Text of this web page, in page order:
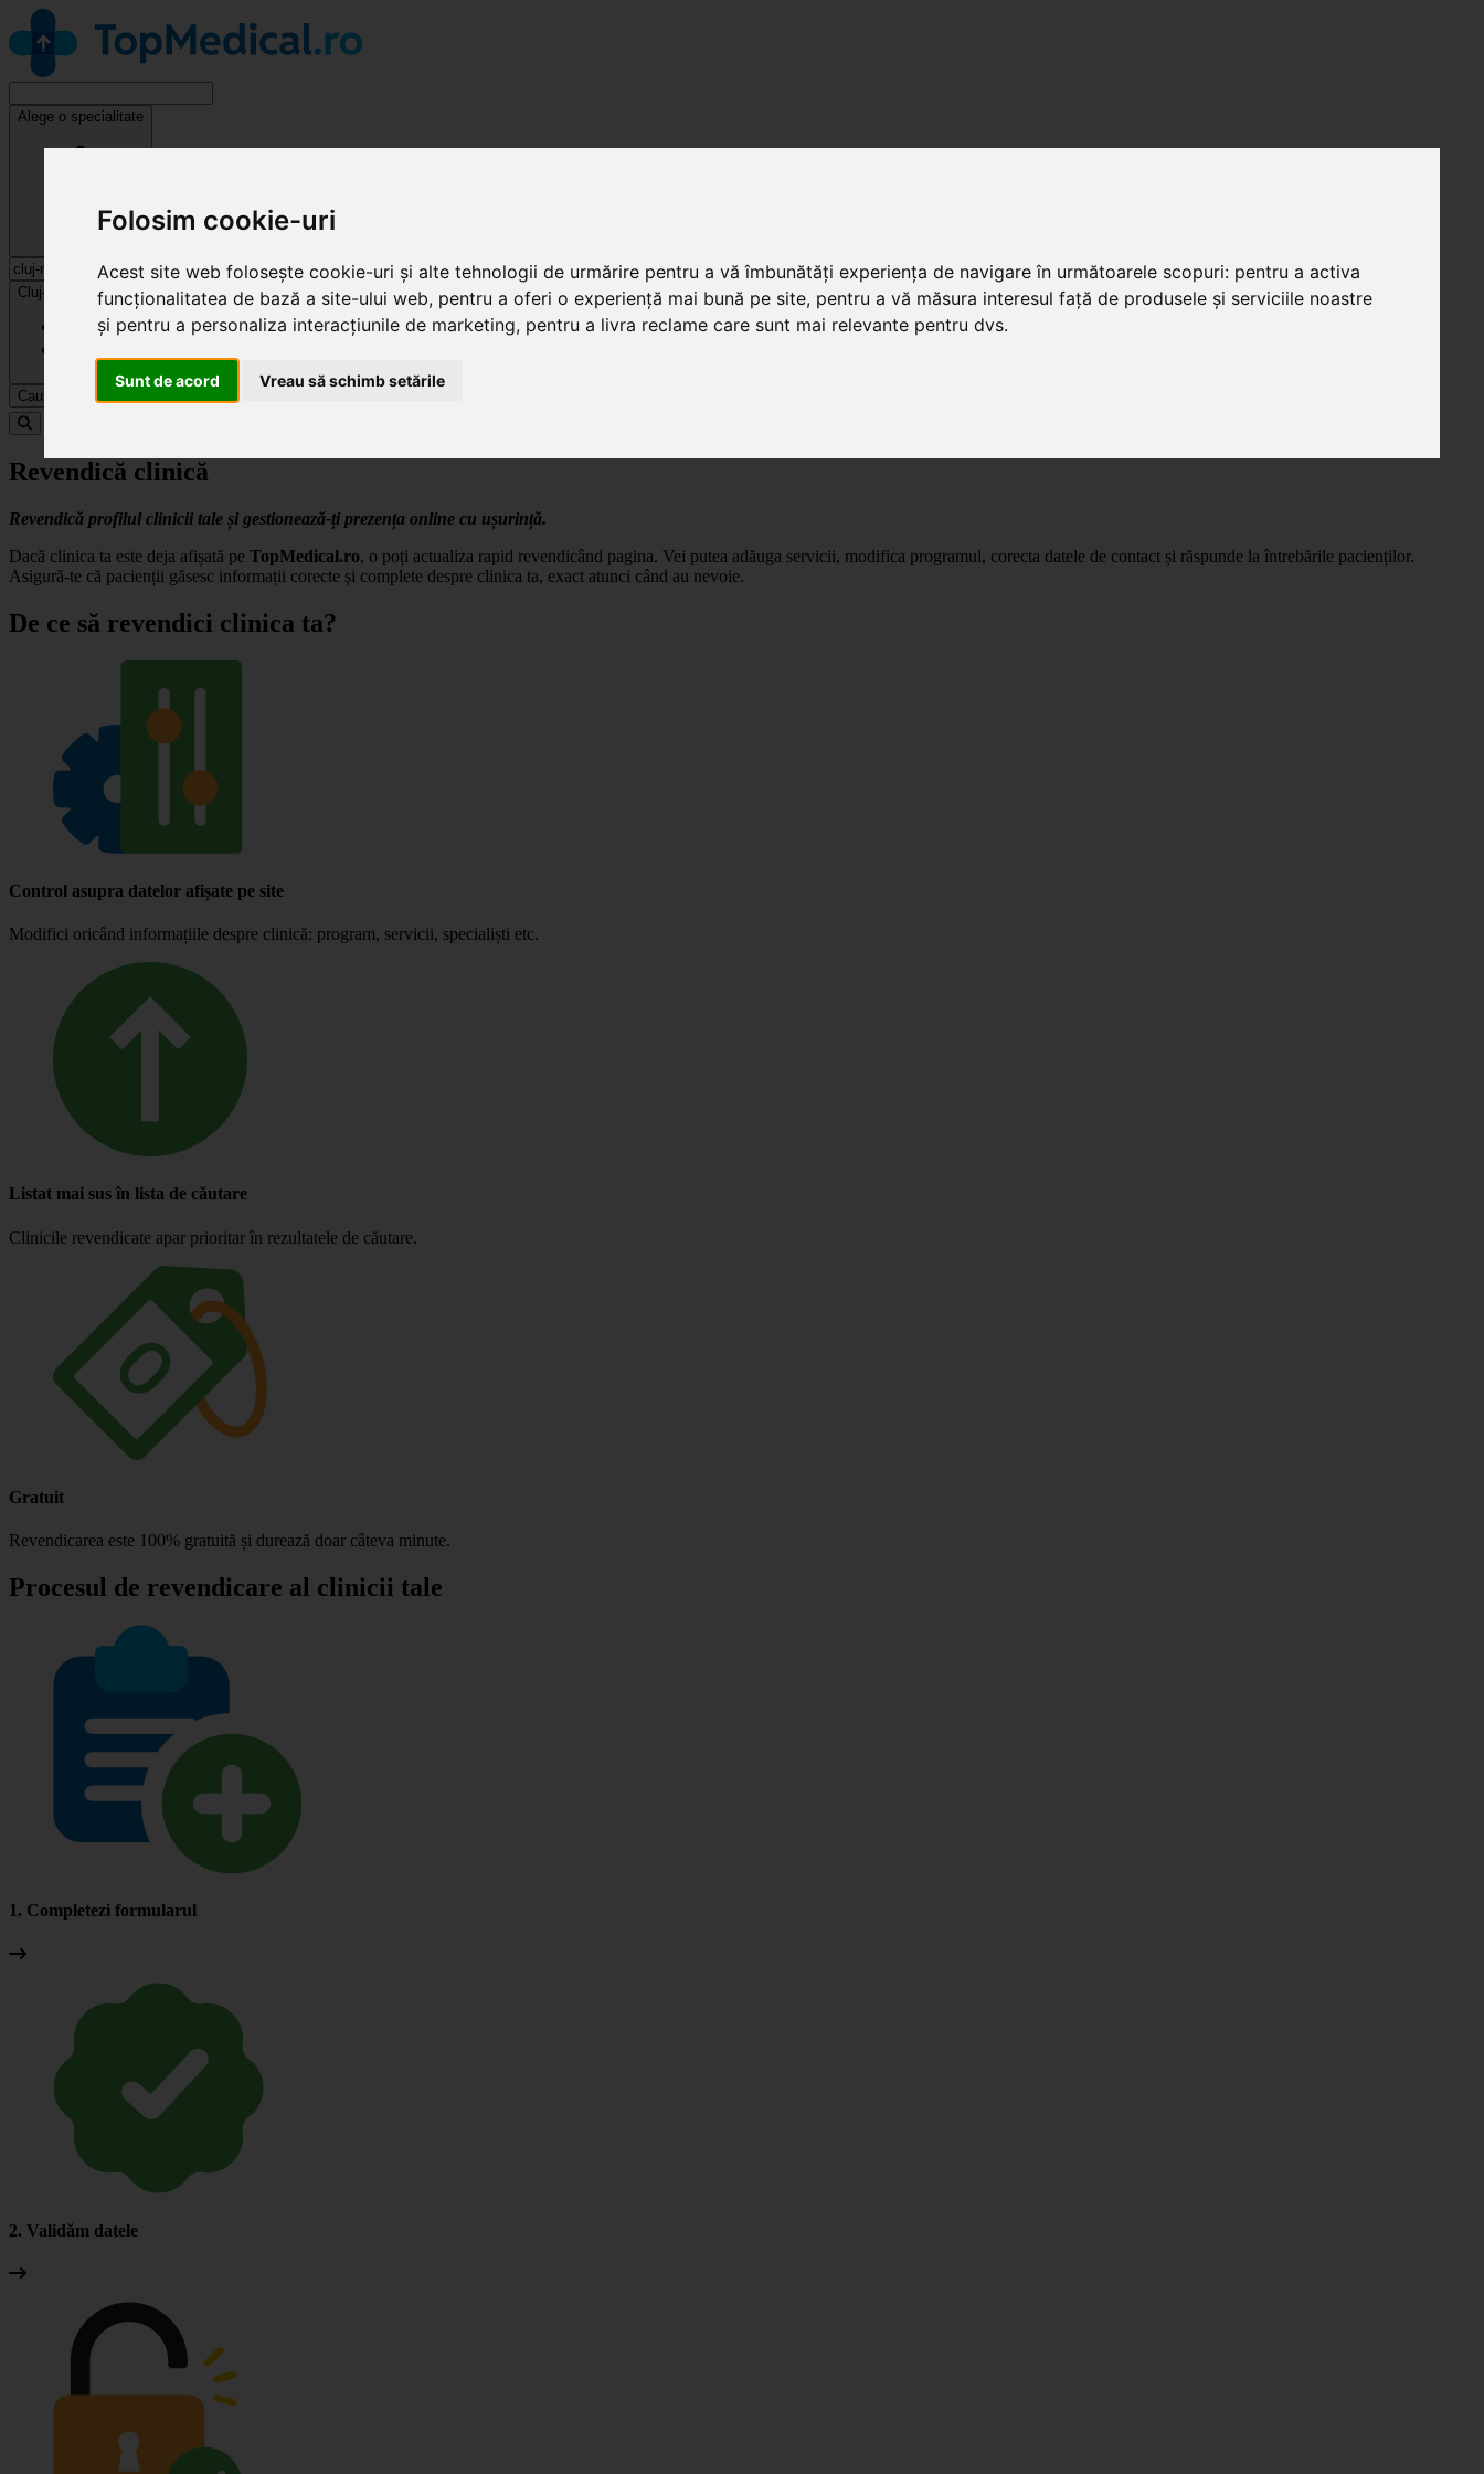
Folosim cookie-uri
Acest site web folosește cookie-uri și alte tehnologii de urmărire pentru a vă îmbunătăți experiența de navigare în următoarele scopuri: pentru a activa
funcționalitatea de bază a site-ului web, pentru a oferi o experiență mai bună pe site, pentru a vă măsura interesul față de produsele și serviciile noastre
și pentru a personaliza interacțiunile de marketing, pentru a livra reclame care sunt mai relevante pentru dvs.
Sunt de acord Vreau să schimb setările
Alege o specialitate
Cluj-Napoca
Caută
Revendică clinică
Revendică profilul clinicii tale și gestionează-ți prezența online cu ușurință.
Dacă clinica ta este deja afișată pe TopMedical.ro, o poți actualiza rapid revendicând pagina. Vei putea adăuga servicii, modifica programul, corecta datele de contact și răspunde la întrebările pacienților.
Asigură-te că pacienții găsesc informații corecte și complete despre clinica ta, exact atunci când au nevoie.
De ce să revendici clinica ta?
Control asupra datelor afișate pe site
Modifici oricând informațiile despre clinică: program, servicii, specialiști etc.
Listat mai sus în lista de căutare
Clinicile revendicate apar prioritar în rezultatele de căutare.
Gratuit
Revendicarea este 100% gratuită și durează doar câteva minute.
Procesul de revendicare al clinicii tale
1. Completezi formularul
2. Validăm datele